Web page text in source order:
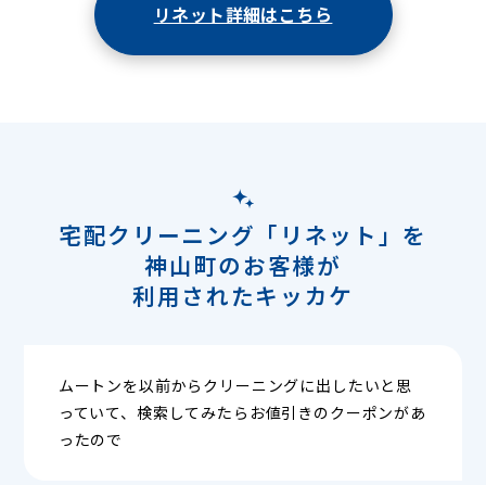
リネット詳細はこちら
宅配クリーニング「リネット」を
神山町のお客様が
利用されたキッカケ
ムートンを以前からクリーニングに出したいと思
っていて、検索してみたらお値引きのクーポンがあ
ったので